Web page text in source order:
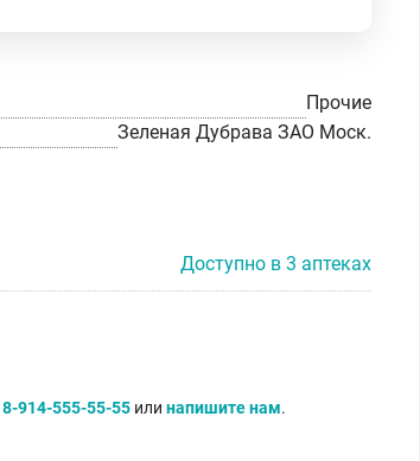
Прочие
Зеленая Дубрава ЗАО Моск.
Доступно в 3 аптеках
8-914-555-55-55 или напишите нам.